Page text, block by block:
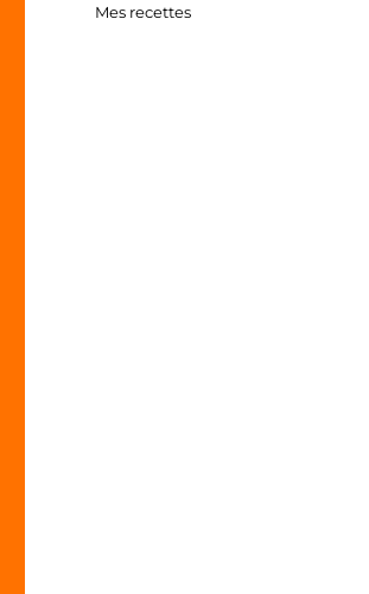
Catégories
Mes recettes